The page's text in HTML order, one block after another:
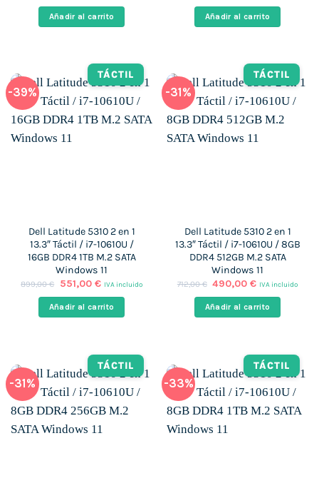
original
era:
actual
es:
Añadir al carrito
original
era:
actual
es:
Añadir al carrito
-39%
TÁCTIL
Dell Latitude 5310 2 en 1
13.3″ Táctil / i7-10610U /
16GB DDR4 1TB M.2 SATA
Windows 11
899,00€
El
original
era:
551,00 €El
actual
es:
IVA incluido
Añadir al carrito
-31%
TÁCTIL
Dell Latitude 5310 2 en 1
13.3″ Táctil / i7-10610U / 8GB
DDR4 512GB M.2 SATA
Windows 11
712,00€ El
original
era:
490,00€El
actual
es:
IVA incluido
Añadir al carrito
-31%
TÁCTIL
-33%
TÁCTIL